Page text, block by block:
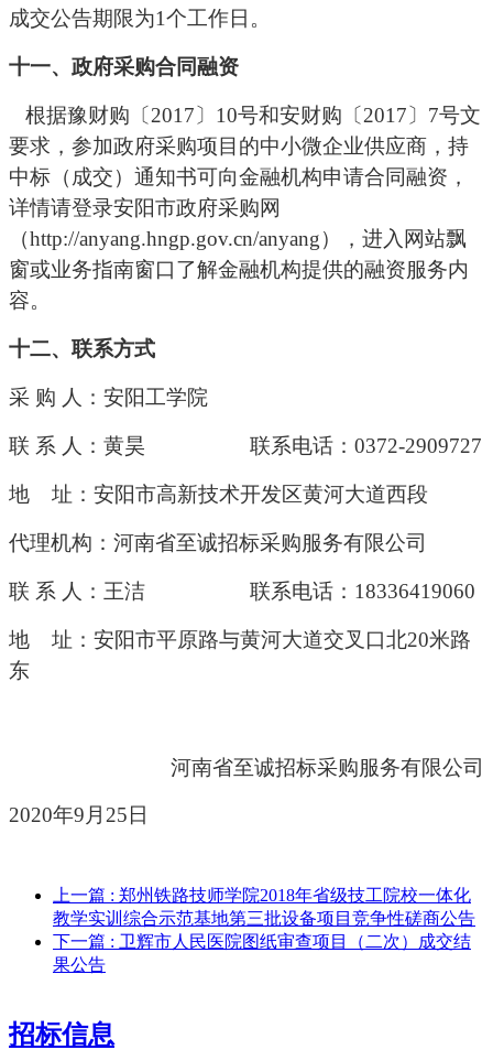
成交公告期限为1个工作日。
十一、 政府采购合同融资
根据豫财购〔2017〕10号和安财购〔2017〕7号文
要求，参加政府采购项目的中小微企业供应商，持
中标（成交）通知书可向金融机构申请合同融资，
详情请登录安阳市政府采购网
（http://anyang.hngp.gov.cn/anyang），进入网站飘
窗或业务指南窗口了解金融机构提供的融资服务内
容。
十二、联系方式
采 购 人：安阳工学院
联 系 人：黄昊 联系电话： 0372-2909727
地 址：安阳市高新技术开发区黄河大道西段
代理机构：河南省至诚招标采购服务有限公司
联 系 人： 王洁 联系电话： 18336419060
地 址：安阳市平原路与黄河大道交叉口北20米路
东
河南省至诚招标采购服务有限公司
2020年9 月 25 日
上一篇 : 郑州铁路技师学院2018年省级技工院校一体化
教学实训综合示范基地第三批设备项目竞争性磋商公告
下一篇 : 卫辉市人民医院图纸审查项目（二次）成交结
果公告
招标信息